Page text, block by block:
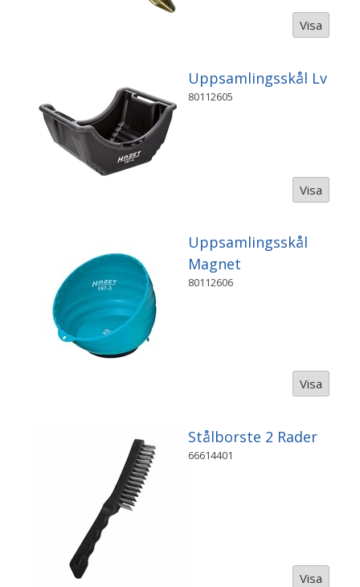
Visa
Uppsamlingsskål Lv
80112605
Visa
Uppsamlingsskål
Magnet
80112606
Visa
Stålborste 2 Rader
66614401
Visa